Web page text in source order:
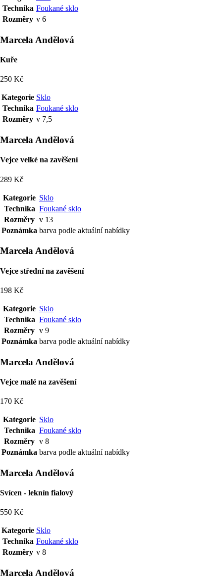
Technika Foukané sklo
Rozměry v 6
Marcela Andělová
Kuře
250 Kč
Kategorie Sklo
Technika Foukané sklo
Rozměry v 7,5
Marcela Andělová
Vejce velké na zavěšení
289 Kč
Kategorie Sklo
Technika Foukané sklo
Rozměry v 13
Poznámka barva podle aktuální nabídky
Marcela Andělová
Vejce střední na zavěšení
198 Kč
Kategorie Sklo
Technika Foukané sklo
Rozměry v 9
Poznámka barva podle aktuální nabídky
Marcela Andělová
Vejce malé na zavěšení
170 Kč
Kategorie Sklo
Technika Foukané sklo
Rozměry v 8
Poznámka barva podle aktuální nabídky
Marcela Andělová
Svícen - leknín fialový
550 Kč
Kategorie Sklo
Technika Foukané sklo
Rozměry v 8
Marcela Andělová